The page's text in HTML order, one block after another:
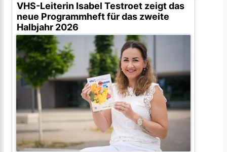
VHS-Leiterin Isabel Testroet zeigt das
neue Programmheft für das zweite
Halbjahr 2026